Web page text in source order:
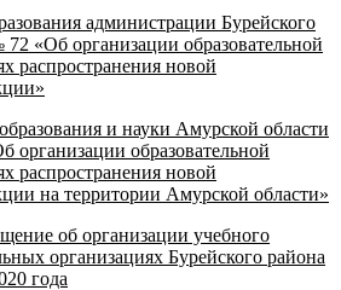
администрации Бурейского
«Об организации образовательной
распространения новой
и науки Амурской области
организации образовательной
распространения новой
на территории Амурской области»
об организации учебного
организациях Бурейского района
года